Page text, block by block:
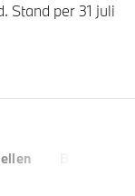
Stand per 31 juli